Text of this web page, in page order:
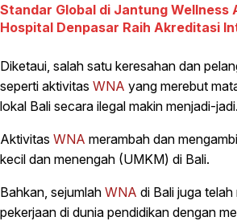
Standar Global di Jantung Wellness
Hospital Denpasar Raih Akreditasi
Diketaui, salah satu keresahan dan
seperti aktivitas WNA yang merebut
lokal Bali secara ilegal makin menjadi-jadi.
Aktivitas WNA merambah dan
kecil dan menengah (UMKM) di Bali.
Bahkan, sejumlah WNA di Bali juga
pekerjaan di dunia pendidikan dengan